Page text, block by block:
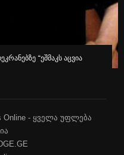
“ეშმაკს აცვია
Online - ყველა უფლება